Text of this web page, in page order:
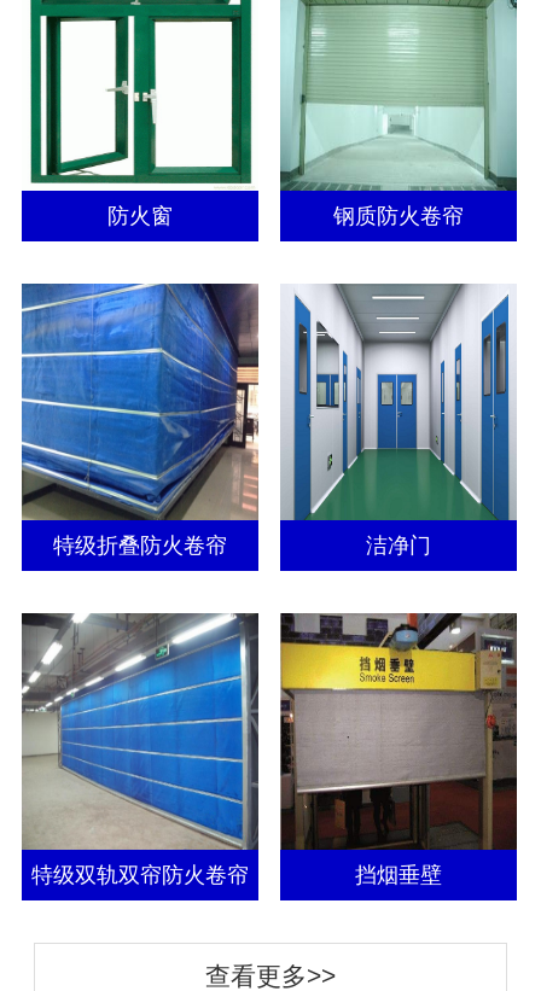
防火窗 钢质防火卷帘
特级折叠防火卷帘 洁净门
特级双轨双帘防火卷帘 挡烟垂壁
查看更多>>